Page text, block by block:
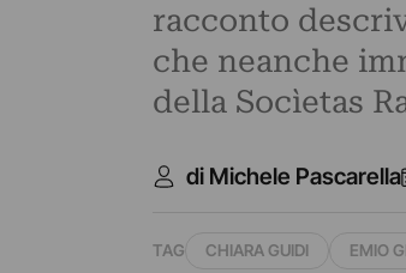
racconto
che neanche
della Socìetas
di Michele Pascarella
TAG CHIARA GUIDI EMIO